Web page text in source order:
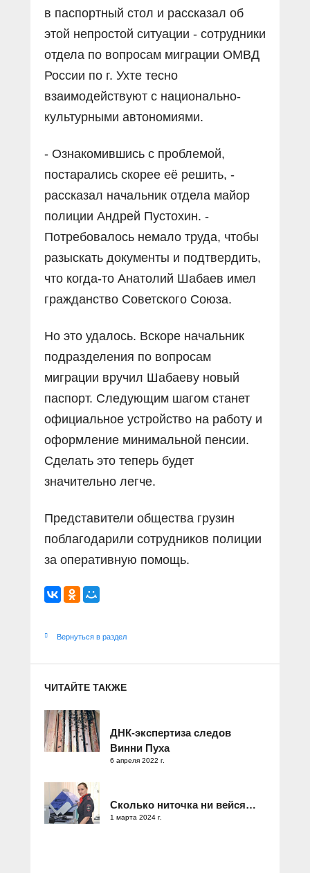
в паспортный стол и рассказал об
этой непростой ситуации - сотрудники
отдела по вопросам миграции ОМВД
России по г. Ухте тесно
взаимодействуют с национально-
культурными автономиями.
- Ознакомившись с проблемой,
постарались скорее её решить, -
рассказал начальник отдела майор
полиции Андрей Пустохин. -
Потребовалось немало труда, чтобы
разыскать документы и подтвердить,
что когда-то Анатолий Шабаев имел
гражданство Советского Союза.
Но это удалось. Вскоре начальник
подразделения по вопросам
миграции вручил Шабаеву новый
паспорт. Следующим шагом станет
официальное устройство на работу и
оформление минимальной пенсии.
Сделать это теперь будет
значительно легче.
Представители общества грузин
поблагодарили сотрудников полиции
за оперативную помощь.
Вернуться в раздел
ЧИТАЙТЕ ТАКЖЕ
ДНК-экспертиза следов
Винни Пуха
6 апреля 2022 г.
Сколько ниточка ни вейся…
1 марта 2024 г.